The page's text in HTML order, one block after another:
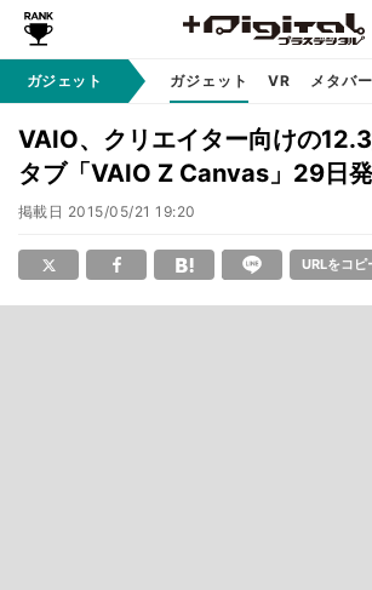
ガジェット ガジェット VR メタバ
VAIO、クリエイター向けの
タブ「VAIO Z Canvas」29日
掲載日 2015/05/21 19:20
URLをコピ